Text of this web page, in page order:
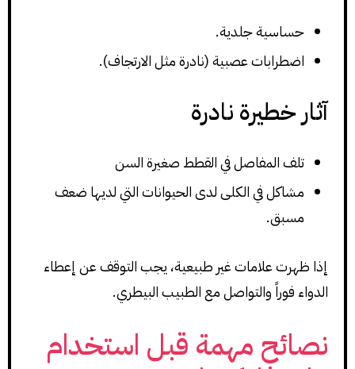
حساسية جلدية.
اضطرابات عصبية (نادرة مثل الارتجاف).
آثار خطيرة نادرة
تلف المفاصل في القطط صغيرة السن
مشاكل في الكلى لدى الحيوانات التي لديها ضعف
مسبق.
إذا ظهرت علامات غير طبيعية، يجب التوقف عن إعطاء
الدواء فوراً والتواصل مع الطبيب البيطري.
نصائح مهمة قبل استخدام